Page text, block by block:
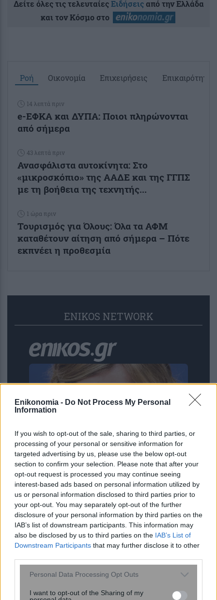
Enikonomia - Do Not Process My Personal
Information
If you wish to opt-out of the sale, sharing to third parties, or
processing of your personal or sensitive information for
targeted advertising by us, please use the below opt-out
section to confirm your selection. Please note that after your
opt-out request is processed you may continue seeing
interest-based ads based on personal information utilized by
us or personal information disclosed to third parties prior to
your opt-out. You may separately opt-out of the further
disclosure of your personal information by third parties on the
IAB’s list of downstream participants. This information may
also be disclosed by us to third parties on the IAB’s List of
Downstream Participants that may further disclose it to other
Please note that this website/app uses one or more Google
not limited to your visit or usage behaviour. You may click to
Personal Data Processing Opt Outs
I want to opt-out of the Sharing of my
Δείτε όλες τις τελευταίεςΕιδήσειςαπό την Ελλάδα
και τον Κόσμο στο
Ροή Οικονομία Επιχειρήσεις Επικαιρότητα
14 λεπτά πριν
e-ΕΦΚΑ και ΔΥΠΑ: Ποιοι πληρώνονται
από σήμερα
43 λεπτά πριν
Ανασφάλιστα αυτοκίνητα: Στο
«μικροσκόπιο» της ΑΑΔΕ και της ΓΓΠΣ
με τη βοήθεια της τεχνητής...
1 ώρα πριν
Τουρισμός για Όλους: Όλα τα ΑΦΜ
καταθέτουν αίτηση από σήμερα – Πότε
εκπνέει η προθεσμία
ENIKOS NETWORK
Politico: Γιατί η Μελόνι έφτασε στα
άκρα με την Ισπανία – Η
μεταναστευτική κρίση στη Θεούτα
και ο νέος «ακροδεξιός εφιάλτης...